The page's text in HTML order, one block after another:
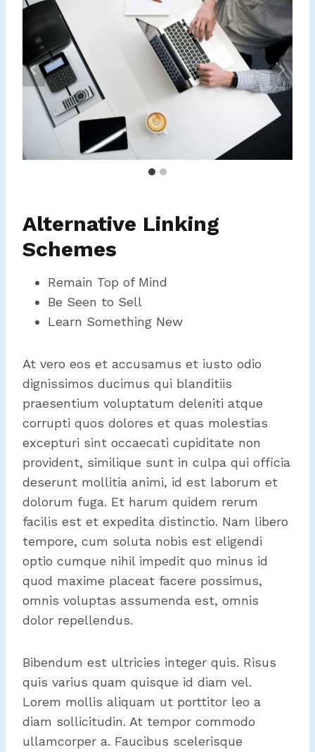
Alternative Linking
Schemes
Remain Top of Mind
Be Seen to Sell
Learn Something New
At vero eos et accusamus et iusto odio
dignissimos ducimus qui blanditiis
praesentium voluptatum deleniti atque
corrupti quos dolores et quas molestias
excepturi sint occaecati cupiditate non
provident, similique sunt in culpa qui officia
deserunt mollitia animi, id est laborum et
dolorum fuga. Et harum quidem rerum
facilis est et expedita distinctio. Nam libero
tempore, cum soluta nobis est eligendi
optio cumque nihil impedit quo minus id
quod maxime placeat facere possimus,
omnis voluptas assumenda est, omnis
dolor repellendus.
Bibendum est ultricies integer quis. Risus
quis varius quam quisque id diam vel.
Lorem mollis aliquam ut porttitor leo a
diam sollicitudin. At tempor commodo
ullamcorper a. Faucibus scelerisque